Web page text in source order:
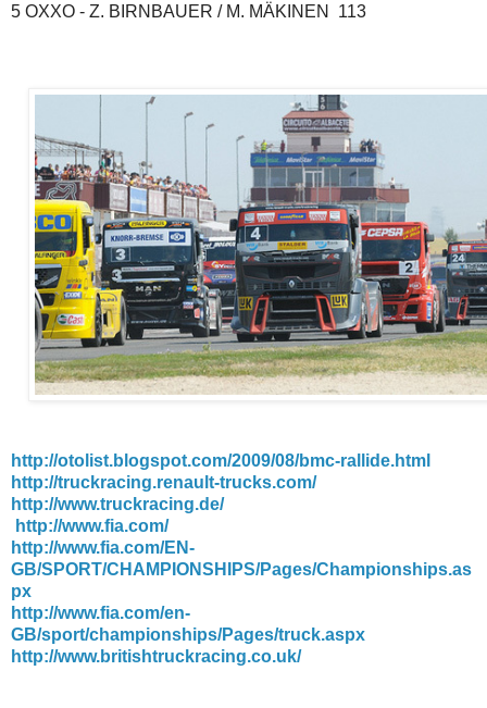
5 OXXO - Z. BIRNBAUER / M. MÄKINEN 113
http://otolist.blogspot.com/2009/08/bmc-rallide.html
http://truckracing.renault-trucks.com/
http://www.truckracing.de/
http://www.fia.com/
http://www.fia.com/EN-
GB/SPORT/CHAMPIONSHIPS/Pages/Championships.as
px
http://www.fia.com/en-
GB/sport/championships/Pages/truck.aspx
http://www.britishtruckracing.co.uk/